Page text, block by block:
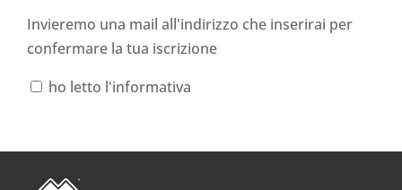
Invieremo una mail all'indirizzo che inserirai per
confermare la tua iscrizione
ho letto l'informativa